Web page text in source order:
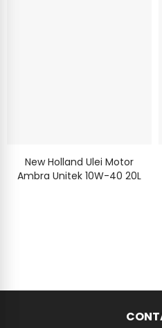
New Holland Ulei Motor
Ambra Unitek 10W-40 20L